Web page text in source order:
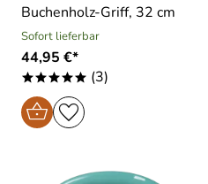
Buchenholz-Griff, 32 cm
Sofort lieferbar
44,95 €*
***** (3)